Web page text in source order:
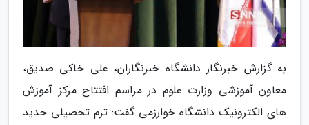
به گزارش خبرنگار دانشگاه خبرنگاران، علی خاکی صدیق،
معاون آموزشی وزارت علوم در مراسم افتتاح مرکز آموزش
های الکترونیک دانشگاه خوارزمی گفت: ترم تحصیلی جدید